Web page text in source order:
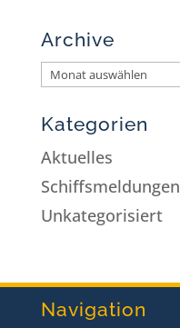
Archive
Kategorien
Aktuelles
Schiffsmeldungen
Unkategorisiert
Navigation